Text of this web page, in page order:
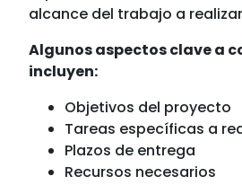
alcance del trabajo a
Algunos aspectos clave a
incluyen:
Objetivos del proyecto
Tareas específicas a
Plazos de entrega
Recursos necesarios